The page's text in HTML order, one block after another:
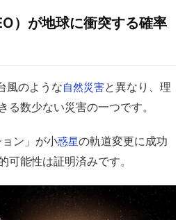
）が地球に衝突する確率
風のような自然災害と異なり、理
る数少ない災害の一つです。
ン」が小惑星の軌道変更に成功
可能性は証明済みです。